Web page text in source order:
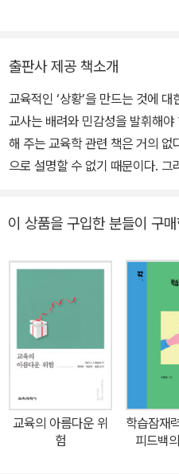
출판사 제공 책소개
교육적인 ‘상황’을 만드는 것에 대한 이야기 아이를 가
교사는 배려와 민감성을 발휘해
해 주는 교육학 관련 책은 거의
으로 설명할 수 없기 때문이다. 그
추는 것이라고 생각한다. 이 책은 우리가 교사에 대해, 교사의 교육행
이 책이 학생과 희로애락을 함께
혹은 그런 선생님이 되고자 하는
하는 일이나 행위의 교육적 의미
이 상품을 구입한 분들이 구
교육의 아름다운 위
험
학습잠재
피드백